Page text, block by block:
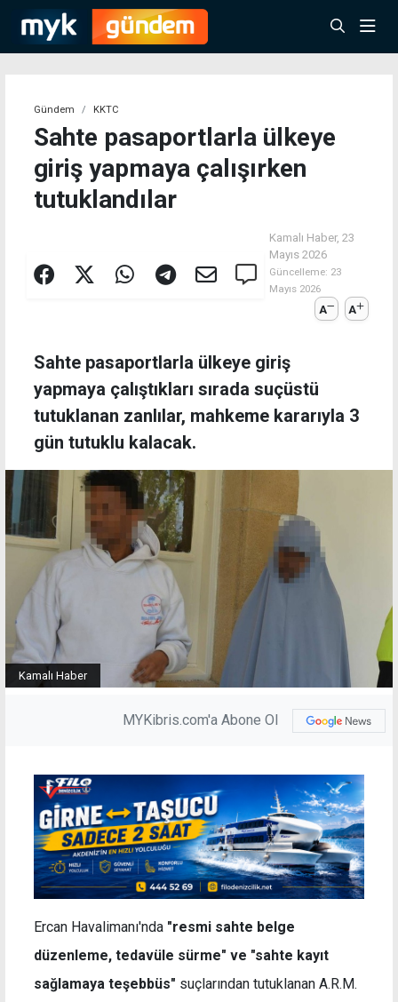
Gündem KKTC
Sahte pasaportlarla ülkeye
giriş yapmaya çalışırken
tutuklandılar
Kamalı Haber, 23
Mayıs 2026
Güncelleme: 23
Mayıs 2026
A A
Sahte pasaportlarla ülkeye giriş
yapmaya çalıştıkları sırada suçüstü
tutuklanan zanlılar, mahkeme kararıyla 3
gün tutuklu kalacak.
Kamalı Haber
MYKibris.com'a Abone Ol
Ercan Havalimanı'nda "resmi sahte belge
düzenleme, tedavüle sürme" ve "sahte kayıt
sağlamaya teşebbüs" suçlarından tutuklanan A.R.M.